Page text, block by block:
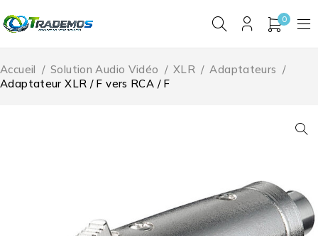
0
Accueil / Solution Audio Vidéo / XLR / Adaptateurs /
Adaptateur XLR / F vers RCA / F